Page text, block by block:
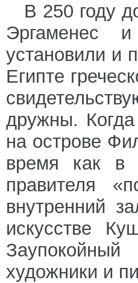
В 250 году
Эргаменес
установили и
Египте
дружны.
на острове
время как в
правителя
внутренний
искусстве
художники и